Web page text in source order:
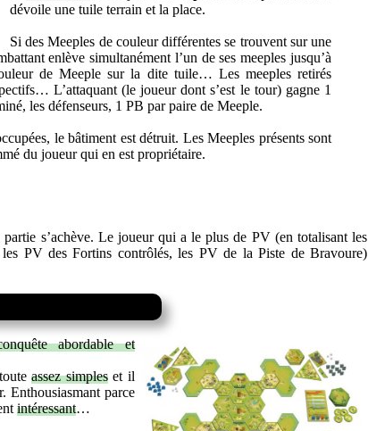
dévoile une tuile terrain et la place.
Si des Meeples de couleur différentes se trouvent sur une
enlève simultanément l’un de ses meeples jusqu’à
de Meeple sur la dite tuile… Les meeples retirés
L’attaquant (le joueur dont s’est le tour) gagne 1
les défenseurs, 1 PB par paire de Meeple.
le bâtiment est détruit. Les Meeples présents sont
du joueur qui en est propriétaire.
s’achève. Le joueur qui a le plus de PV (en totalisant les
PV des Fortins contrôlés, les PV de la Piste de Bravoure)
abordable et
assez simpleset il
Enthousiasmant parce
intéressant…